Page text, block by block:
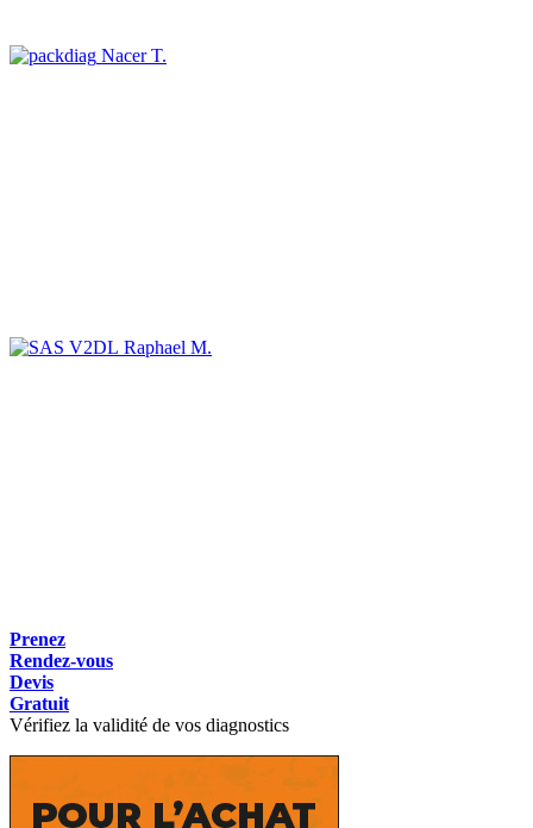
Nacer T.
Raphael M.
Prenez
Rendez-vous
Devis
Gratuit
Vérifiez la validité de vos diagnostics